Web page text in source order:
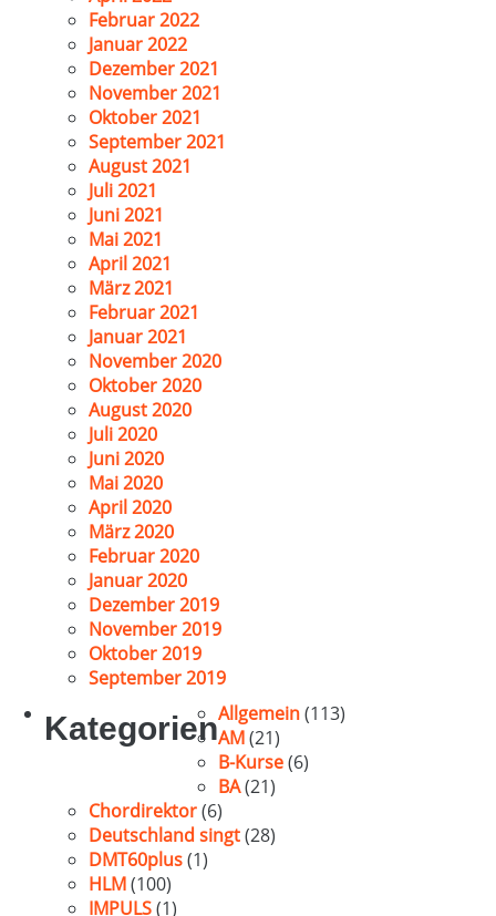
Februar 2022
Januar 2022
Dezember 2021
November 2021
Oktober 2021
September 2021
August 2021
Juli 2021
Juni 2021
Mai 2021
April 2021
März 2021
Februar 2021
Januar 2021
November 2020
Oktober 2020
August 2020
Juli 2020
Juni 2020
Mai 2020
April 2020
März 2020
Februar 2020
Januar 2020
Dezember 2019
November 2019
Oktober 2019
September 2019
KategorienAllgemein(113)
AM(21)
B-Kurse(6)
BA(21)
Chordirektor(6)
Deutschland singt(28)
DMT60plus(1)
HLM(100)
IMPULS(1)